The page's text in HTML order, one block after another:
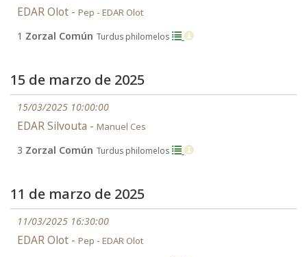
EDAR Olot - Pep - EDAR Olot
1 Zorzal Común Turdus philomelos
15 de marzo de 2025
15/03/2025 10:00:00
EDAR Silvouta - Manuel Ces
3 Zorzal Común Turdus philomelos
11 de marzo de 2025
11/03/2025 16:30:00
EDAR Olot - Pep - EDAR Olot